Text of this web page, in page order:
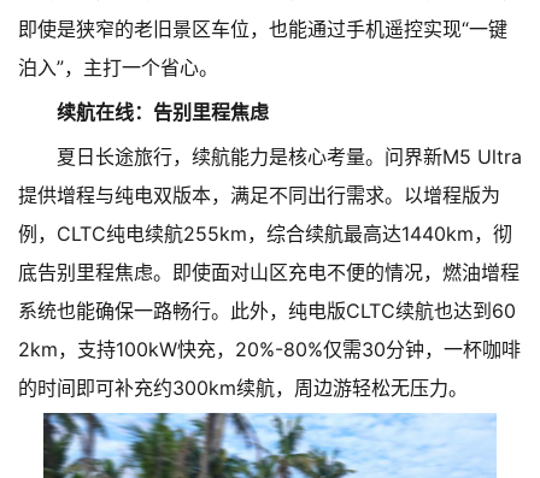
即使是狭窄的老旧景区车位，也能通过手机遥控实现“一键
泊入”，主打一个省心。
续航在线：告别里程焦虑
夏日长途旅行，续航能力是核心考量。问界新M5 Ultra
提供增程与纯电双版本，满足不同出行需求。以增程版为
例，CLTC纯电续航255km，综合续航最高达1440km，彻
底告别里程焦虑。即使面对山区充电不便的情况，燃油增程
系统也能确保一路畅行。此外，纯电版CLTC续航也达到60
2km，支持100kW快充，20%-80%仅需30分钟，一杯咖啡
的时间即可补充约300km续航，周边游轻松无压力。